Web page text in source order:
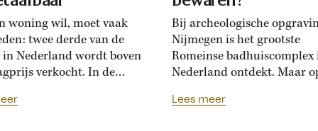
woning wil, moet vaak
twee derde van de
Nederland wordt boven
verkocht. In de
van overbiedingsgekte:
Bij archeologische
Nijmegen is het grootste
Romeinse badhuiscomplex
Nederland ontdekt. Maar
binnenkort een nieuwe
Lees meer